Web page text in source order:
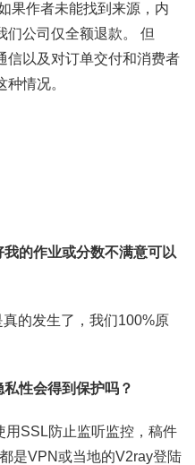
果作者未能找到来源，内
们公司仅全额退款。 但
信以及对订单交付和消费者
情况。
的作业或分数不满意可以
的发生了，我们100%原
性会得到保护吗？
SSL防止监听监控，稿件
是VPN或当地的V2ray登陆